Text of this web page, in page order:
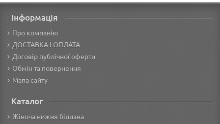
Інформація
Про компанію
ДОСТАВКА І ОПЛАТА
Договір публічної оферти
Обмін та повернення
Мапа сайту
Каталог
Жіноча нижня білизна